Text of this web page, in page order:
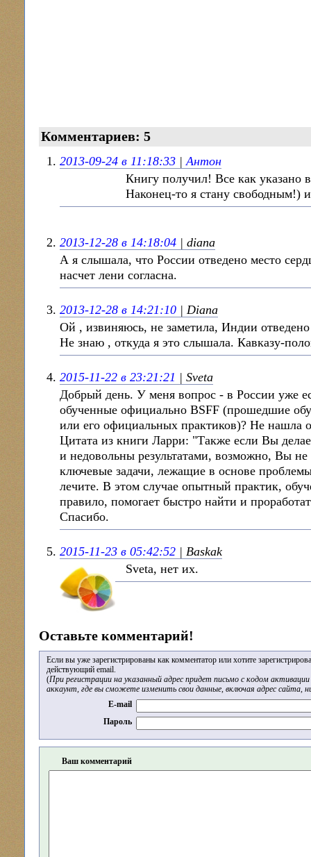
Комментариев: 5
2013-09-24 в 11:18:33 |Антон
Книгу получил! Все как указано
Наконец-то я стану свободным!)
2013-12-28 в 14:18:04 | diana
А я слышала, что Роcсии отведено место
насчет лени согласна.
2013-12-28 в 14:21:10 | Diana
Ой , извиняюсь, не заметила, Индии
Не знаю , откуда я это слышала. Кавказу-
2015-11-22 в 23:21:21 | Sveta
Добрый день. У меня вопрос - в России уже
обученные официально BSFF (прошедшие
или его официальных практиков)? Не
Цитата из книги Ларри: "Также если Вы
и недовольны результатами, возможно, Вы
ключевые задачи, лежащие в основе
лечите. В этом случае опытный практик,
правило, помогает быстро найти и
Спасибо.
2015-11-23 в 05:42:52 | Baskak
Sveta, нет их.
Оставьте комментарий!
Если вы уже зарегистрированы как комментатор или хотите
действующий email.
(При регистрации на указанный адрес придет письмо с кодом
аккаунт, где вы сможете изменить свои данные, включая адрес сайта,
E-mail
Пароль
Ваш комментарий